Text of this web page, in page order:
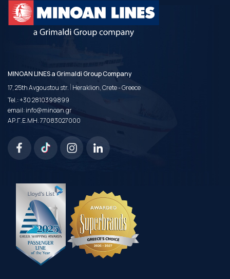
MINOAN LINES a Grimaldi Group Company
17, 25th Avgoustou str. | Heraklion, Crete - Greece
Tel.:+30 2810399899
email:info@minoan.gr
ΑΡ.Γ.Ε.ΜΗ. 77083027000